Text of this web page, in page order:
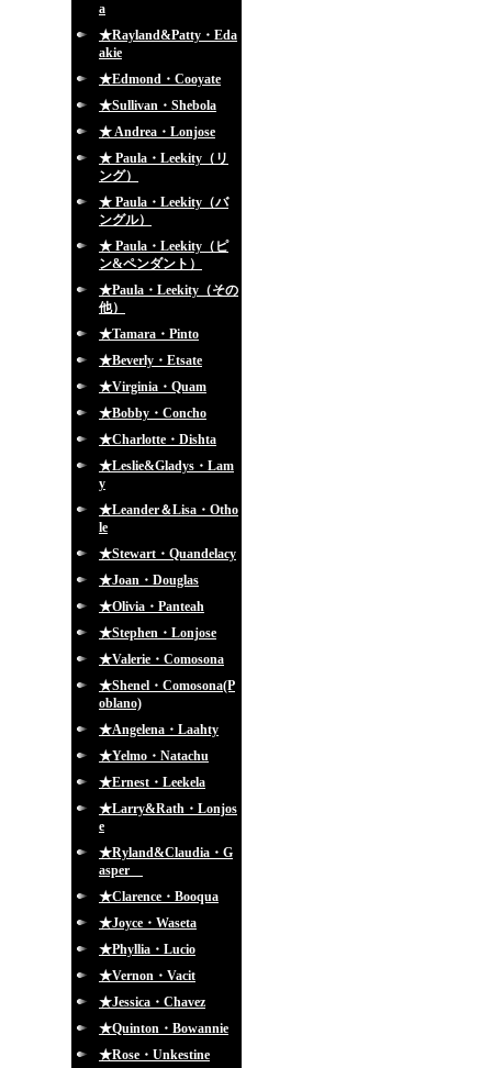
a
★Rayland&Patty・Eda
akie
★Edmond・Cooyate
★Sullivan・Shebola
★ Andrea・Lonjose
★ Paula・Leekity（リ
ング）
★ Paula・Leekity（バ
ングル）
★ Paula・Leekity（ピ
ン&ペンダント）
★Paula・Leekity（その
他）
★Tamara・Pinto
★Beverly・Etsate
★Virginia・Quam
★Bobby・Concho
★Charlotte・Dishta
★Leslie&Gladys・Lam
y
★Leander＆Lisa・Otho
le
★Stewart・Quandelacy
★Joan・Douglas
★Olivia・Panteah
★Stephen・Lonjose
★Valerie・Comosona
★Shenel・Comosona(P
oblano)
★Angelena・Laahty
★Yelmo・Natachu
★Ernest・Leekela
★Larry&Rath・Lonjos
e
★Ryland&Claudia・G
asper
★Clarence・Booqua
★Joyce・Waseta
★Phyllia・Lucio
★Vernon・Vacit
★Jessica・Chavez
★Quinton・Bowannie
★Rose・Unkestine